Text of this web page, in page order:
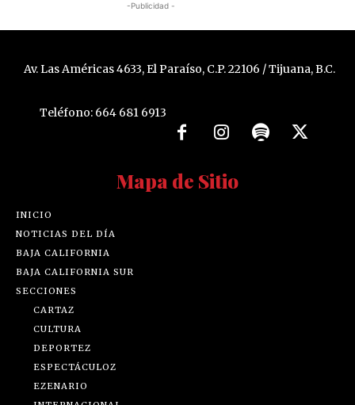
-Publicidad -
Av. Las Américas 4633, El Paraíso, C.P. 22106 / Tijuana, B.C.
Teléfono: 664 681 6913
Mapa de Sitio
INICIO
NOTICIAS DEL DÍA
BAJA CALIFORNIA
BAJA CALIFORNIA SUR
SECCIONES
CARTAZ
CULTURA
DEPORTEZ
ESPECTÁCULOZ
EZENARIO